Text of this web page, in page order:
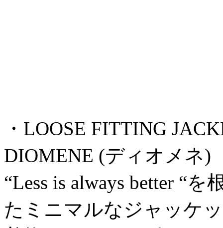
・LOOSE FITTING
DIOMENE (ディオメネ)
“Less is always better “
たミニマルなジャッケ